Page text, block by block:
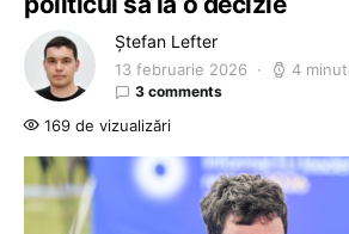
Ștefan Lefter
13 februarie 2026 4
3 comments
169 de vizualizări